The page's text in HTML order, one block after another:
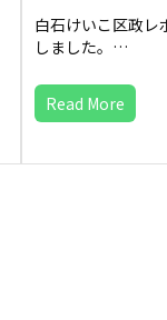
白石けいこ区政レ
しました。…
Read More